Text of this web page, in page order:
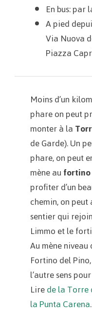
En bus:
A pied
Via Nuova
Piazza
Moins d’un
phare on peut
monter à la
de Garde). Un
phare, on peut
mène au
profiter d’un
chemin, on peut
sentier qui
Limmo et le
Au mène
Fortino del
l’autre sens
Lirede la Torre
la Punta Carena.